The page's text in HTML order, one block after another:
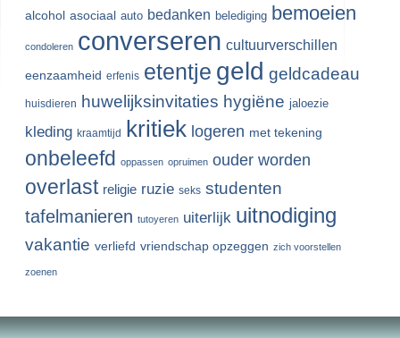
alcohol asociaal auto bedanken belediging bemoeien
condoleren converseren cultuurverschillen
eenzaamheid erfenis etentje geld geldcadeau
huisdieren huwelijksinvitaties hygiëne jaloezie
kleding kraamtijd kritiek logeren met tekening
onbeleefd oppassen opruimen ouder worden
overlast religie ruzie seks studenten
tafelmanieren tutoyeren uiterlijk uitnodiging
vakantie verliefd vriendschap opzeggen zich voorstellen
zoenen